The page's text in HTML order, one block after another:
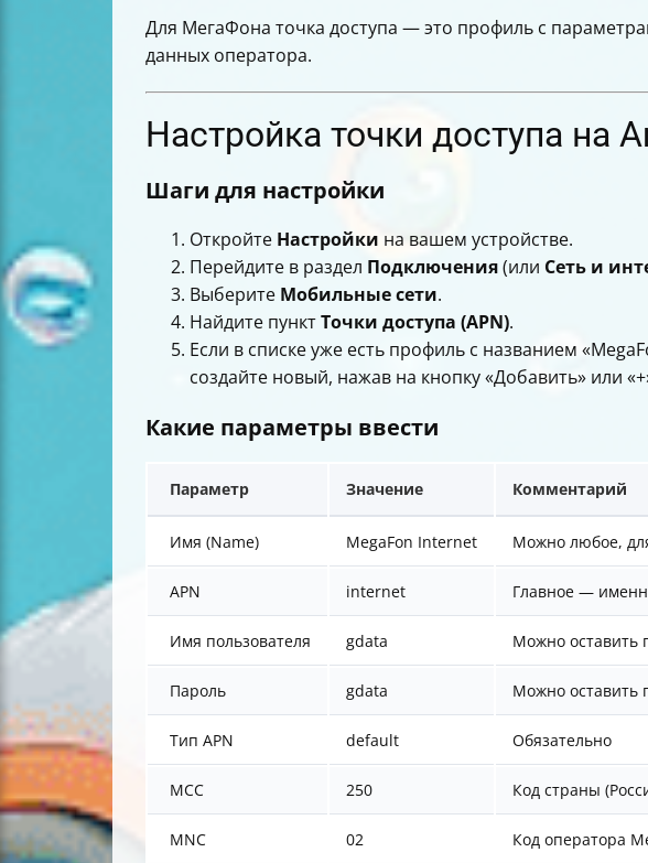
Для МегаФона точка доступа — это профиль с
данных оператора.
Настройка точки доступа на
Шаги для настройки
Откройте Настройки на вашем устройстве.
Перейдите в раздел Подключения(или Сеть и
Выберите Мобильные сети.
Найдите пунктТочки доступа (APN).
Если в списке уже есть профиль с названием
создайте новый, нажав на кнопку «Добавить» или
Какие параметры ввести
Параметр Значение Комментарий
Имя (Name) MegaFon Internet Можно любое,
APN internet Главное —
Имя пользователя gdata Можно оставить
Пароль gdata Можно оставить
Тип APN default Обязательно
MCC 250 Код страны
MNC 02 Код оператора